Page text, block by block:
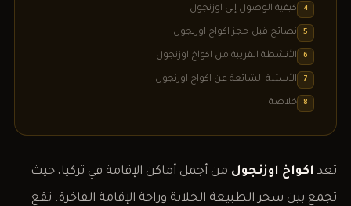
4 كيفية الوصول إلى اوزنجول
5 نصائح قبل حجز اكواخ اوزنجول
6 الأنشطة القريبة من اكواخ اوزنجول
7 الأسئلة الشائعة عن اكواخ اوزنجول
8 خلاصة
تعد اكواخ اوزنجول من أجمل أماكن الإقامة في تركيا، حيث
تجمع بين سحر الطبيعة الخلابة وراحة الإقامة الفاخرة. تقع